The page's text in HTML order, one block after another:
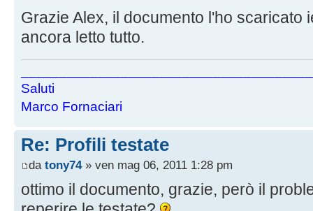
Grazie Alex, il documento l'ho scaricato
ancora letto tutto.
Saluti
Marco Fornaciari
Re: Profili testate
da tony74» ven mag 06, 2011 1:28 pm
ottimo il documento, grazie, però il